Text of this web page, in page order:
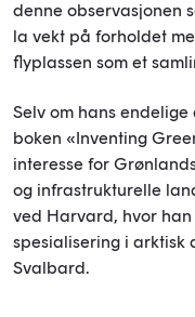
denne observasjonen
la vekt på forholdet
flyplassen som et
Selv om hans
boken «Inventing
interesse for
og infrastrukturelle
ved Harvard, hvor
spesialisering i arktisk
Svalbard.